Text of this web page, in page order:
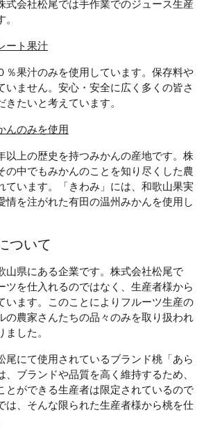
式会社松尾では手作業でのジュース生産
ート果汁
％果汁のみを使用しています。保存料や
いません。安心・安全に広く多くの皆さ
たいと考えています。
んのみを使用
以上の歴史を持つみかんの産地です。株
の中でもみかんのことを知り尽くした農
ています。「きわみ」には、和歌山果実
情を注がれた有田の温州みかんを使用し
ついて
山県にある企業です。株式会社松尾で
ツを仕入れるのではなく、生産者様から
います。このことによりフルーツ生産の
の農家さんたちの品々のみを取り扱われ
した。
尾にて使用されているブランド桃「あら
ブランドや品質を高く維持するため、
とができる生産者は限定されているので
は、そんな限られた生産者様から桃を仕